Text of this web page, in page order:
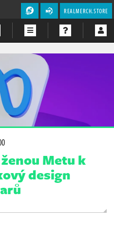
REALMERCH.STORE
Metu k
design